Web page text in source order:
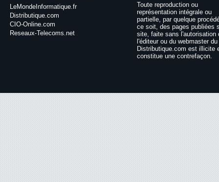
LeMondeInformatique.fr
Distributique.com
CIO-Online.com
Reseaux-Telecoms.net
Toute reproduction ou
représentation intégrale ou
partielle, par quelque
ce soit, des pages publiées
site, faite sans l'autorisation
l'éditeur ou du webmaster
Distributique.com est illicite
constitue une contrefaçon.